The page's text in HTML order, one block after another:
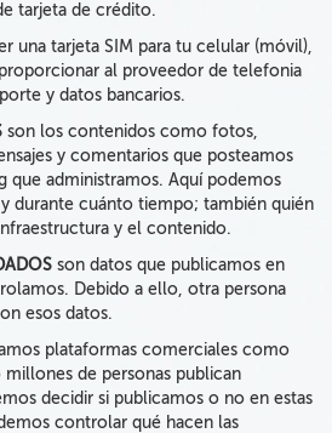
tarjeta de crédito.
una tarjeta SIM para tu celular (móvil),
al proveedor de telefonia
y datos bancarios.
son los contenidos como fotos,
y comentarios que posteamos
que administramos. Aquí podemos
durante cuánto tiempo; también quién
y el contenido.
son datos que publicamos en
Debido a ello, otra persona
esos datos.
plataformas comerciales como
de personas publican
decidir si publicamos o no en estas
controlar qué hacen las